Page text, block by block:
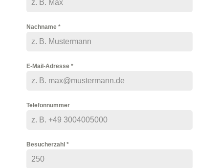
Nachname *
E-Mail-Adresse *
Telefonnummer
Besucherzahl *